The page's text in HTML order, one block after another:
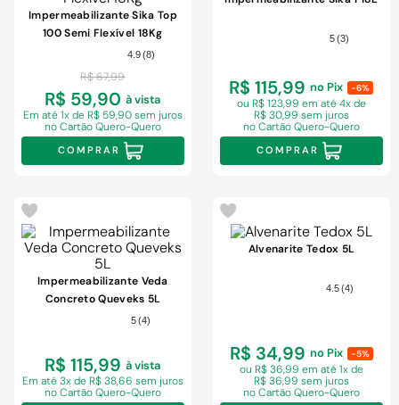
Impermeabilizante Sika Top
100 Semi Flexível 18Kg
4.9(8)
R$ 67,99
R$ 59,90 à vista
Em até 1x de R$ 59,90 sem juros
no Cartão Quero-Quero
COMPRAR
5 (3)
R$ 115,99 no Pix -6%
ou R$ 123,99 em até 4x de
R$ 30,99 sem juros
no Cartão Quero-Quero
COMPRAR
Impermeabilizante Veda
Concreto Queveks 5L
5 (4)
R$ 115,99 à vista
Em até 3x de R$ 38,66 sem juros
no Cartão Quero-Quero
Alvenarite Tedox 5L
4.5(4)
R$ 34,99 no Pix -5%
ou R$ 36,99 em até 1x de
R$ 36,99 sem juros
no Cartão Quero-Quero
chuveiro